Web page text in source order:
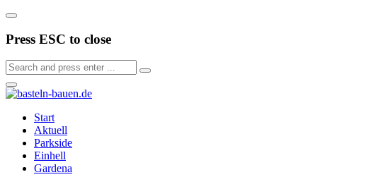
Press ESC to close
Start
Aktuell
Parkside
Einhell
Gardena